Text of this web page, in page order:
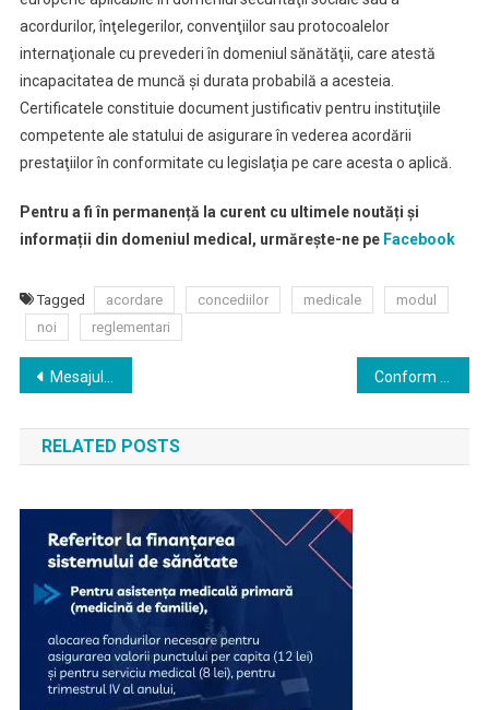
acordurilor, înţelegerilor, convenţiilor sau protocoalelor
internaţionale cu prevederi în domeniul sănătăţii, care atestă
incapacitatea de muncă şi durata probabilă a acesteia.
Certificatele constituie document justificativ pentru instituţiile
competente ale statului de asigurare în vederea acordării
prestaţiilor în conformitate cu legislaţia pe care acesta o aplică.
Pentru a fi în permanență la curent cu ultimele noutăți și
informații din domeniul medical, urmărește-ne pe Facebook
Tagged acordare concediilor medicale
modul
noi
reglementari
Navigare
în
articole
Mesajul Academicianului Ioan-Aurel Pop, Președinte al Academiei Române
RELATED POSTS